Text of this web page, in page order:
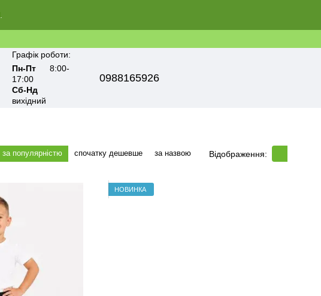
Графік роботи:
Пн-Пт
8:00-
17:00
Сб-Нд
вихідний
0988165926
за популярністю спочатку дешевше за назвою Відображення:
НОВИНКА